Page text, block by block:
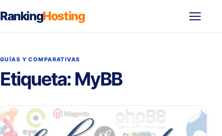
RankingHosting
GUÍAS Y COMPARATIVAS
Etiqueta: MyBB